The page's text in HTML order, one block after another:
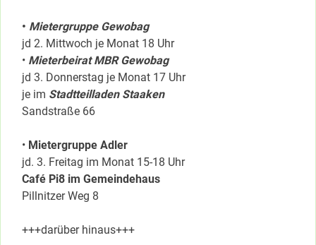
• Mietergruppe Gewobag
jd 2. Mittwoch je Monat 18 Uhr
• Mieterbeirat MBR Gewobag
jd 3. Donnerstag je Monat 17 Uhr
je im Stadtteilladen Staaken
Sandstraße 66
• Mietergruppe Adler
jd. 3. Freitag im Monat 15-18 Uhr
Café Pi8 im Gemeindehaus
Pillnitzer Weg 8
+++darüber hinaus+++